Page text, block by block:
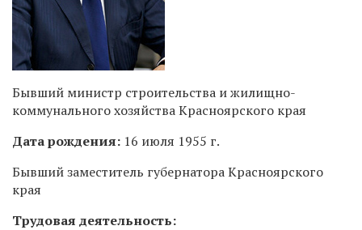
Бывший министр строительства и жилищно-
коммунального хозяйства Красноярского края
Дата рождения: 16 июля 1955 г.
Бывший заместитель губернатора Красноярского
края
Трудовая деятельность: